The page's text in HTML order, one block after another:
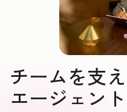
チームを支
エージェン